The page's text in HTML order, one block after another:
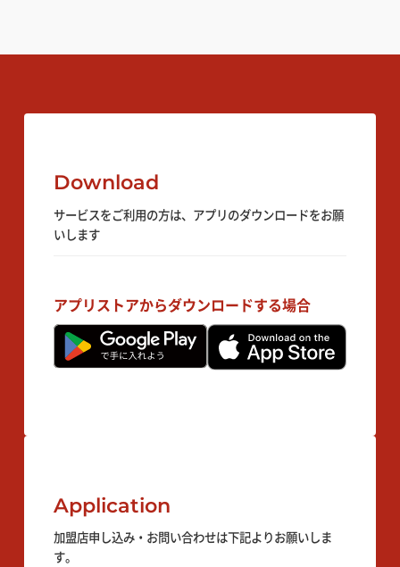
Download
サービスをご利用の方は、アプリのダウンロードをお願
いします
アプリストアからダウンロードする場合
Application
加盟店申し込み・お問い合わせは下記よりお願いしま
す。